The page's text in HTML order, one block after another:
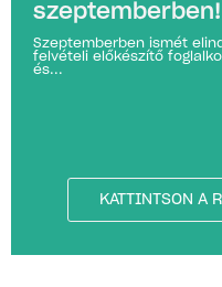
szeptemberben!
Szeptemberben ismét
felvételi előkészítő
és...
KATTINTSON A